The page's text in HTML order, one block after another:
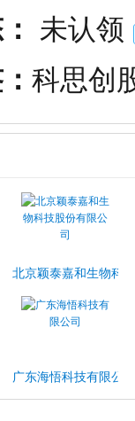
未认领
科思创
股份有限公司
北京颖泰嘉和生物科
广东海悟科技有限公司